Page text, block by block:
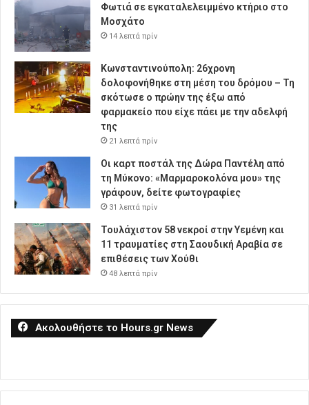
Φωτιά σε εγκαταλελειμμένο κτήριο στο
Μοσχάτο
14 λεπτά πρίν
Κωνσταντινούπολη: 26χρονη
δολοφονήθηκε στη μέση του δρόμου – Τη
σκότωσε ο πρώην της έξω από
φαρμακείο που είχε πάει με την αδελφή
της
21 λεπτά πρίν
Οι καρτ ποστάλ της Δώρα Παντέλη από
τη Μύκονο: «Μαρμαροκολόνα μου» της
γράφουν, δείτε φωτογραφίες
31 λεπτά πρίν
Τουλάχιστον 58 νεκροί στην Υεμένη και
11 τραυματίες στη Σαουδική Αραβία σε
επιθέσεις των Χούθι
48 λεπτά πρίν
Ακολουθήστε το Hours.gr News